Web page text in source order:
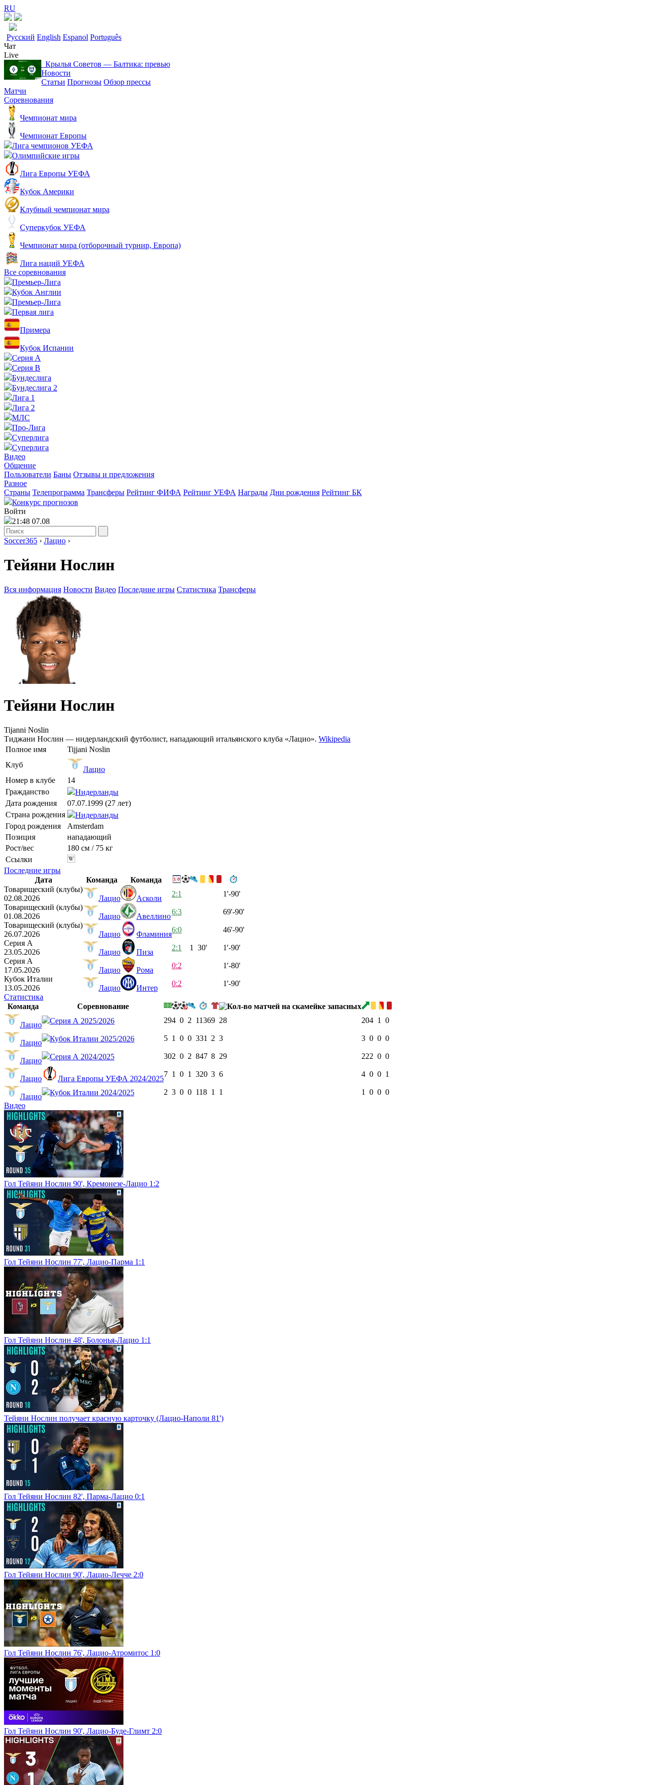
RU
Русский English Espanol Português
Чат
Live
Крылья Советов ― Балтика: превью
Новости
Статьи Прогнозы Обзор прессы
Матчи
Соревнования
Чемпионат мира
Чемпионат Европы
Лига чемпионов УЕФА
Олимпийские игры
Лига Европы УЕФА
Кубок Америки
Клубный чемпионат мира
Суперкубок УЕФА
Чемпионат мира (отборочный турнир, Европа)
Лига наций УЕФА
Все соревнования
Премьер-Лига
Кубок Англии
Премьер-Лига
Первая лига
Примера
Кубок Испании
Серия А
Серия B
Бундеслига
Бундеслига 2
Лига 1
Лига 2
МЛС
Про-Лига
Суперлига
Суперлига
Видео
Общение
Пользователи Баны Отзывы и предложения
Разное
Страны Телепрограмма Трансферы Рейтинг ФИФА Рейтинг УЕФА Награды Дни рождения Рейтинг БК
Конкурс прогнозов
Войти
21:48 07.08
Soccer365 › Лацио ›
Тейяни Нослин
Вся информация Новости Видео Последние игры Статистика Трансферы
Тейяни Нослин
Tijanni Noslin
Тиджани Нослин — нидерландский футболист, нападающий итальянского клуба «Лацио». Wikipedia
Полное имя
Tijjani Noslin
Клуб
Лацио
Номер в клубе
14
Гражданство
Нидерланды
Дата рождения
07.07.1999 (27 лет)
Страна рождения
Нидерланды
Город рождения
Amsterdam
Позиция
нападающий
Рост/вес
180 см / 75 кг
Ссылки
Последние игры
Дата
Команда
Команда
Товарищеский (клубы)
02.08.2026
Лацио Асколи
2:1
1'-90'
Товарищеский (клубы)
01.08.2026
Лацио Авеллино
6:3
69'-90'
Товарищеский (клубы)
26.07.2026
Лацио Фламиния
6:0
46'-90'
Серия А
23.05.2026
Лацио Пиза
2:1 1 30'
1'-90'
Серия А
17.05.2026
Лацио Рома
0:2
1'-80'
Кубок Италии
13.05.2026
Лацио Интер
0:2
1'-90'
Статистика
Команда
Соревнование
Лацио Серия А 2025/2026 294 0 2 11369 28 204 1 0
Лацио Кубок Италии 2025/2026 5 1 0 0 331 2 3 3 0 0 0
Лацио Серия А 2024/2025 302 0 2 847 8 29 222 0 0
Лацио Лига Европы УЕФА 2024/2025
7 1 0 1 320 3 6 4 0 0 1
Лацио Кубок Италии 2024/2025 2 3 0 0 118 1 1 1 0 0 0
Видео
Гол Тейяни Нослин 90', Кремонезе-Лацио 1:2
Гол Тейяни Нослин 77', Лацио-Парма 1:1
Гол Тейяни Нослин 48', Болонья-Лацио 1:1
Тейяни Нослин получает красную карточку (Лацио-Наполи 81')
Гол Тейяни Нослин 82', Парма-Лацио 0:1
Гол Тейяни Нослин 90', Лацио-Лечче 2:0
Гол Тейяни Нослин 76', Лацио-Атромитос 1:0
Гол Тейяни Нослин 90', Лацио-Буде-Глимт 2:0